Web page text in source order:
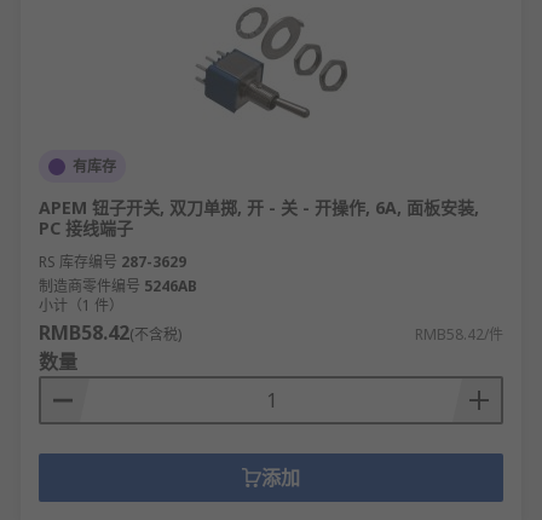
拨动开关厂家和拨动开关品牌
拨动开关可用于任何自动化或电气应用， RS 欧时为
您提供了不同拨动开关厂家的拨动开关厂家品牌，包
牌库存了拨动开关。您也可以选择齐全的拨动开关配
件。
RS欧时为您提供高品质的拨动开关,您可以根据下面
的拨动开关产品进行筛选，可以看到拨动开关的价
格、拨动开关型号、拨动开关品牌、拨动开关厂家
等，线上下单满额免运费，24小时内发货.
有库存
APEM 钮子开关, 双刀单掷, 开 - 关 - 开操作, 6A, 面板安装,
PC 接线端子
RS 库存编号 287-3629
制造商零件编号 5246AB
小计（1 件）
RMB58.42(不含税) RMB58.42/件
数量
添加